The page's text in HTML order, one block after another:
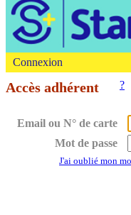
Connexion
Accès adhérent ?
Email ou N° de carte
Mot de passe
J'ai oublié mon